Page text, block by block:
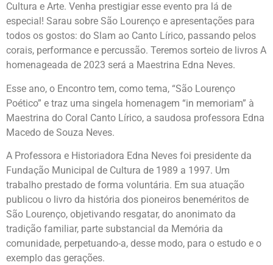
Cultura e Arte. Venha prestigiar esse evento pra lá de
especial! Sarau sobre São Lourenço e apresentações para
todos os gostos: do Slam ao Canto Lírico, passando pelos
corais, performance e percussão. Teremos sorteio de livros A
homenageada de 2023 será a Maestrina Edna Neves.
Esse ano, o Encontro tem, como tema, “São Lourenço
Poético” e traz uma singela homenagem “in memoriam” à
Maestrina do Coral Canto Lírico, a saudosa professora Edna
Macedo de Souza Neves.
A Professora e Historiadora Edna Neves foi presidente da
Fundação Municipal de Cultura de 1989 a 1997. Um
trabalho prestado de forma voluntária. Em sua atuação
publicou o livro da história dos pioneiros beneméritos de
São Lourenço, objetivando resgatar, do anonimato da
tradição familiar, parte substancial da Memória da
comunidade, perpetuando-a, desse modo, para o estudo e o
exemplo das gerações.